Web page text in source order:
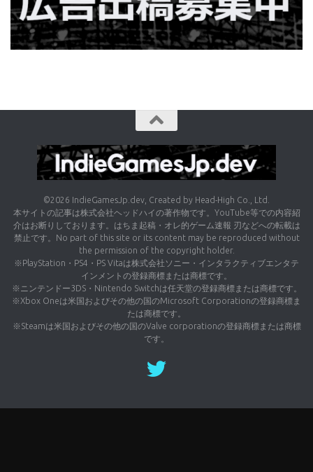
©2026 IndieGamesJp.dev, Created by Head-High Co., Ltd.
本サイトの記事は株式会社ヘッドハイの著作物です。YouTube等での内容紹
介はお断りしております。はちま起稿・オレ的ゲーム速報 刃などへの転載は
禁止です。No part of this site or its content may be reproduced without
the permission of the copyright holder.
※PlayStation・PS4・PS Vitaは株式会社ソニー・インタラクティブエンタテ
インメントの登録商標または商標です。
※ニンテンドー3DS・Nintendo Switchは任天堂の登録商標または商標です。
※Xbox Oneは米国およびその他の国のMicrosoft Corporationの登録商標ま
たは商標です。
※Steamは米国およびその他の国のValve corporationの登録商標または商標
です。